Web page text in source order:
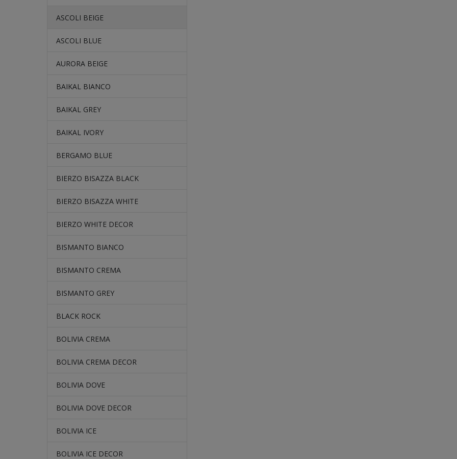
ASCOLI BEIGE
ASCOLI BLUE
AURORA BEIGE
BAIKAL BIANCO
BAIKAL GREY
BAIKAL IVORY
BERGAMO BLUE
BIERZO BISAZZA BLACK
BIERZO BISAZZA WHITE
BIERZO WHITE DECOR
BISMANTO BIANCO
BISMANTO CREMA
BISMANTO GREY
BLACK ROCK
BOLIVIA CREMA
BOLIVIA CREMA DECOR
BOLIVIA DOVE
BOLIVIA DOVE DECOR
BOLIVIA ICE
BOLIVIA ICE DECOR